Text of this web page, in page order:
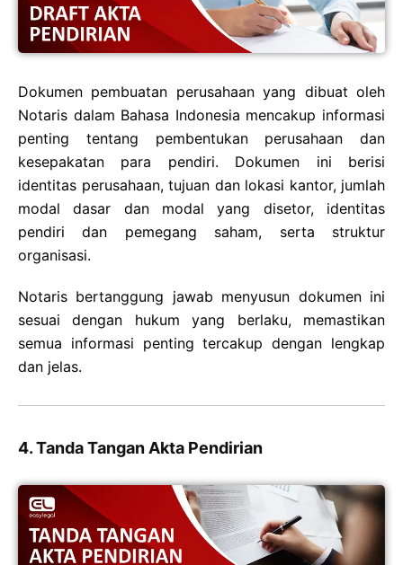
Dokumen pembuatan perusahaan yang dibuat oleh
Notaris dalam Bahasa Indonesia mencakup informasi
penting tentang pembentukan perusahaan dan
kesepakatan para pendiri. Dokumen ini berisi
identitas perusahaan, tujuan dan lokasi kantor, jumlah
modal dasar dan modal yang disetor, identitas
pendiri dan pemegang saham, serta struktur
organisasi.
Notaris bertanggung jawab menyusun dokumen ini
sesuai dengan hukum yang berlaku, memastikan
semua informasi penting tercakup dengan lengkap
dan jelas.
4. Tanda Tangan Akta Pendirian